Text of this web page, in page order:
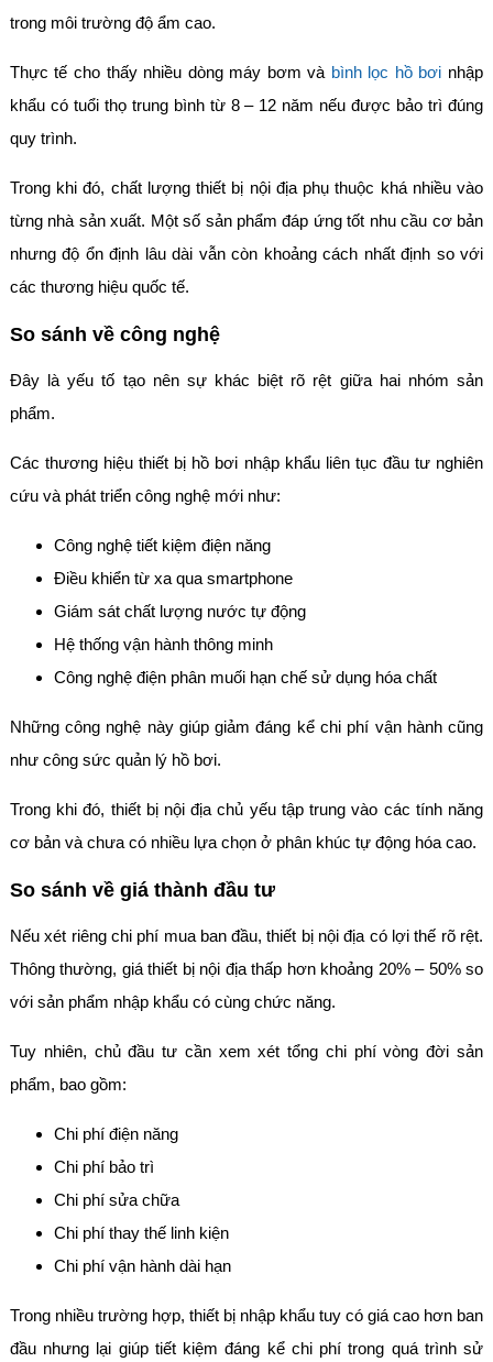
trong môi trường độ ẩm cao.
Thực tế cho thấy nhiều dòng máy bơm và bình lọc hồ bơi nhập
khẩu có tuổi thọ trung bình từ 8 – 12 năm nếu được bảo trì đúng
quy trình.
Trong khi đó, chất lượng thiết bị nội địa phụ thuộc khá nhiều vào
từng nhà sản xuất. Một số sản phẩm đáp ứng tốt nhu cầu cơ bản
nhưng độ ổn định lâu dài vẫn còn khoảng cách nhất định so với
các thương hiệu quốc tế.
So sánh về công nghệ
Đây là yếu tố tạo nên sự khác biệt rõ rệt giữa hai nhóm sản
phẩm.
Các thương hiệu thiết bị hồ bơi nhập khẩu liên tục đầu tư nghiên
cứu và phát triển công nghệ mới như:
Công nghệ tiết kiệm điện năng
Điều khiển từ xa qua smartphone
Giám sát chất lượng nước tự động
Hệ thống vận hành thông minh
Công nghệ điện phân muối hạn chế sử dụng hóa chất
Những công nghệ này giúp giảm đáng kể chi phí vận hành cũng
như công sức quản lý hồ bơi.
Trong khi đó, thiết bị nội địa chủ yếu tập trung vào các tính năng
cơ bản và chưa có nhiều lựa chọn ở phân khúc tự động hóa cao.
So sánh về giá thành đầu tư
Nếu xét riêng chi phí mua ban đầu, thiết bị nội địa có lợi thế rõ rệt.
Thông thường, giá thiết bị nội địa thấp hơn khoảng 20% – 50% so
với sản phẩm nhập khẩu có cùng chức năng.
Tuy nhiên, chủ đầu tư cần xem xét tổng chi phí vòng đời sản
phẩm, bao gồm:
Chi phí điện năng
Chi phí bảo trì
Chi phí sửa chữa
Chi phí thay thế linh kiện
Chi phí vận hành dài hạn
Trong nhiều trường hợp, thiết bị nhập khẩu tuy có giá cao hơn ban
đầu nhưng lại giúp tiết kiệm đáng kể chi phí trong quá trình sử